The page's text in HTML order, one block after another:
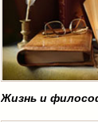
Жизнь и